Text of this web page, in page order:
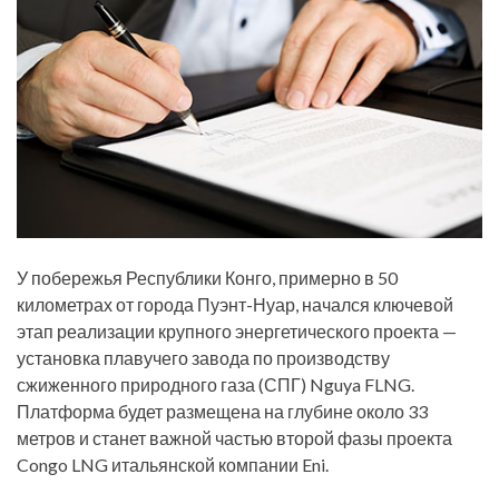
У побережья Республики Конго, примерно в 50
километрах от города Пуэнт-Нуар, начался ключевой
этап реализации крупного энергетического проекта —
установка плавучего завода по производству
сжиженного природного газа (СПГ) Nguya FLNG.
Платформа будет размещена на глубине около 33
метров и станет важной частью второй фазы проекта
Congo LNG итальянской компании Eni.